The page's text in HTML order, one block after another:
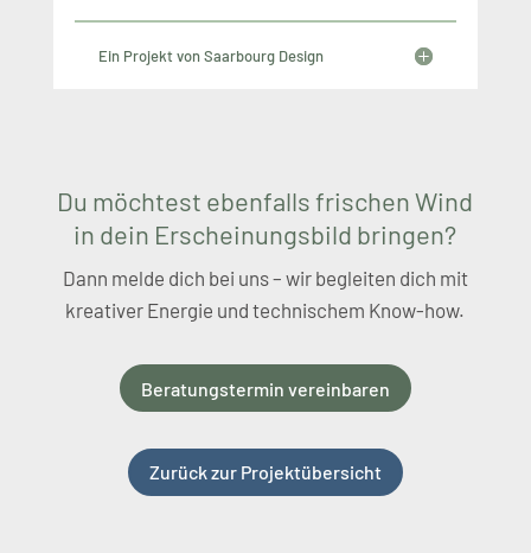
Ein Projekt von Saarbourg Design
Du möchtest ebenfalls frischen Wind
in dein Erscheinungsbild bringen?
Dann melde dich bei uns – wir begleiten dich mit
kreativer Energie und technischem Know-how.
Beratungstermin vereinbaren
Zurück zur Projektübersicht